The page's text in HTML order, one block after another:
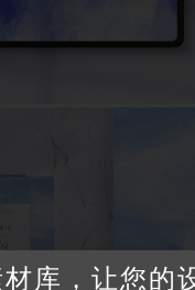
库，让您的